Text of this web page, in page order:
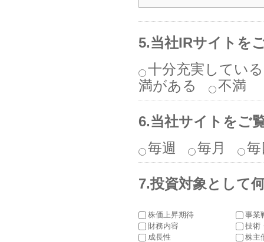
5.当社IRサイトを
十分充実している
満がある
不満
6.当社サイトをご
毎週
毎月 毎
7.投資対象として
株価上昇期待
財務内容
成長性
事業
技術
株主